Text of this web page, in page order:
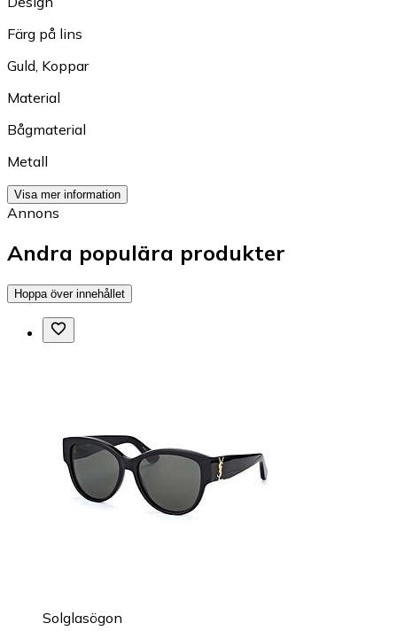
Färg på lins
Guld, Koppar
Material
Bågmaterial
Metall
Visa mer information
Annons
Andra populära produkter
Hoppa över innehållet
Solglasögon